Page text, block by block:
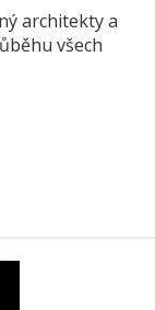
architekty a
všech